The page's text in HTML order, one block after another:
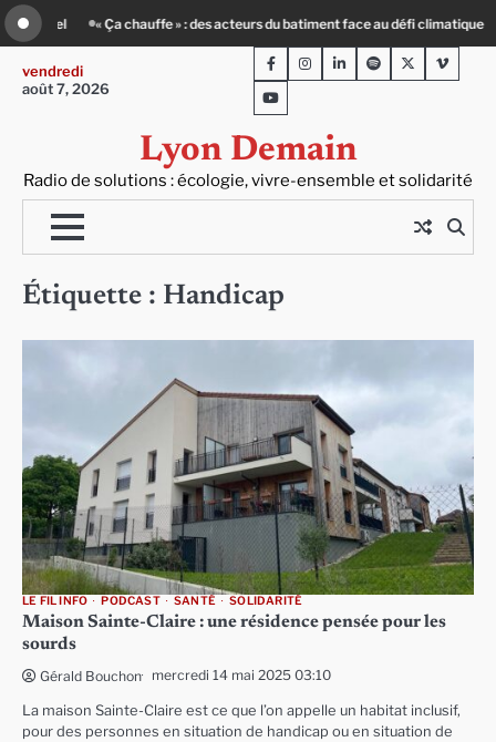
Skip
to
content
: un petit-déj contre l’isolement Le Crépin de Lyon (Maison Baudière)
vendredi
août 7, 2026
Lyon Demain
Radio de solutions : écologie, vivre-ensemble et solidarité
FacebookInstagram
LinkedInSpotifyTwitterViméo
Youtube
Étiquette : Handicap
LE FIL INFO PODCAST SANTÉ SOLIDARITÉ
Maison Sainte-Claire : une résidence pensée pour les
sourds
Gérald Bouchon mercredi 14 mai 2025 03:10
La maison Sainte-Claire est ce que l’on appelle un habitat inclusif,
pour des personnes en situation de handicap ou en situation de